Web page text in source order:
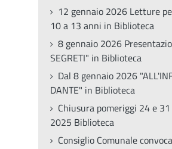
12 gennaio 2026 Letture
10 a 13 anni in Biblioteca
8 gennaio 2026
SEGRETI" in Biblioteca
Dal 8 gennaio 2026
DANTE" in Biblioteca
Chiusura pomeriggi 24 e
2025 Biblioteca
Consiglio Comunale